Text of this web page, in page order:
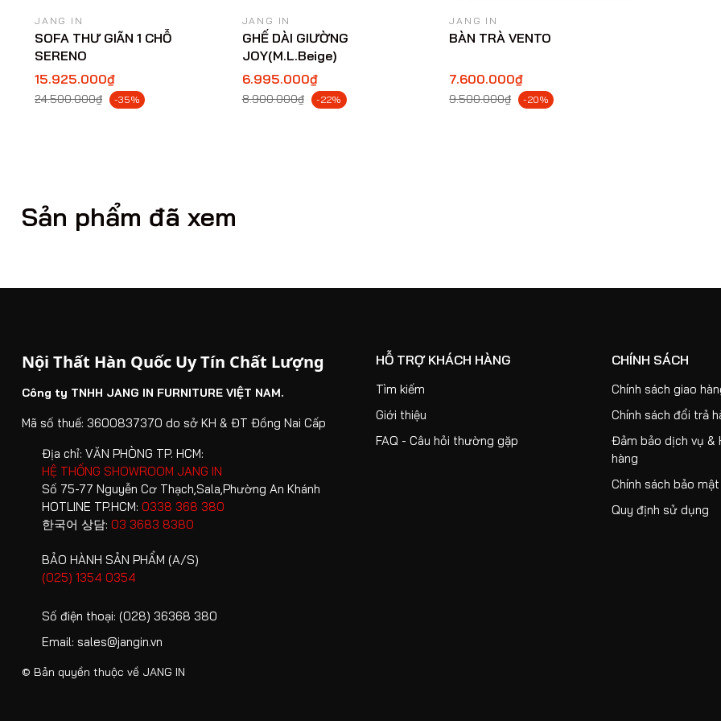
JANG IN
SOFA THƯ GIÃN 1 CHỖ
SERENO
15.925.000₫
24.500.000₫ -35%
JANG IN
GHẾ DÀI GIƯỜNG
JOY(M.L.Beige)
6.995.000₫
8.900.000₫ -22%
JANG IN
BÀN TRÀ VENTO
7.600.000₫
9.500.000₫ -20%
Sản phẩm đã xem
Nội Thất Hàn Quốc Uy Tín Chất Lượng
Công ty TNHH JANG IN FURNITURE VIỆT NAM.
Mã số thuế: 3600837370 do sở KH & ĐT Đồng Nai Cấp
Địa chỉ: VĂN PHÒNG TP. HCM:
HỆ THỐNG SHOWROOM JANG IN
Số 75-77 Nguyễn Cơ Thạch,Sala,Phường An Khánh
HOTLINE TP.HCM: 0338 368 380
한국어 상담: 03 3683 8380
BẢO HÀNH SẢN PHẨM (A/S)
(025) 1354 0354
Số điện thoại: (028) 36368 380
Email: sales@jangin.vn
© Bản quyền thuộc về JANG IN
HỖ TRỢ KHÁCH HÀNG
Tìm kiếm
Giới thiệu
FAQ - Câu hỏi thường gặp
CHÍNH SÁCH
Chính sách giao
Chính sách đổi trả
Đảm bảo dịch vụ &
hàng
Chính sách bảo mật
Quy định sử dụng